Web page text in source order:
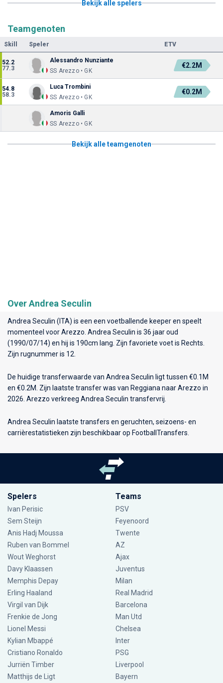
Bekijk alle spelers
Teamgenoten
Skill Speler ETV
52.2
77.3
Alessandro Nunziante
SS Arezzo • GK
€2.2M
54.8
58.3
Luca Trombini
SS Arezzo • GK
€0.2M
Amoris Galli
SS Arezzo • GK
Bekijk alle teamgenoten
Over Andrea Seculin
Andrea Seculin (ITA) is een een voetballende keeper en speelt
momenteel voorArezzo . Andrea Seculin is 36 jaar oud
(1990/07/14) en hij is 190cm lang. Zijn favoriete voet is Rechts.
Zijn rugnummer is 12.
De huidige transferwaarde van Andrea Seculin ligt tussen €0.1M
en €0.2M. Zijn laatste transfer was van Reggiana naar Arezzo in
2026. Arezzo verkreeg Andrea Seculin transfervrij.
Andrea Seculin laatste transfers en geruchten, seizoens- en
carrièrestatistieken zijn beschikbaar op FootballTransfers.
Spelers
Ivan Perisic
Sem Steijn
Anis Hadj Moussa
Ruben van Bommel
Wout Weghorst
Davy Klaassen
Memphis Depay
Erling Haaland
Virgil van Dijk
Frenkie de Jong
Lionel Messi
Kylian Mbappé
Cristiano Ronaldo
Jurriën Timber
Matthijs de Ligt
Teams
PSV
Feyenoord
Twente
AZ
Ajax
Juventus
Milan
Real Madrid
Barcelona
Man Utd
Chelsea
Inter
PSG
Liverpool
Bayern